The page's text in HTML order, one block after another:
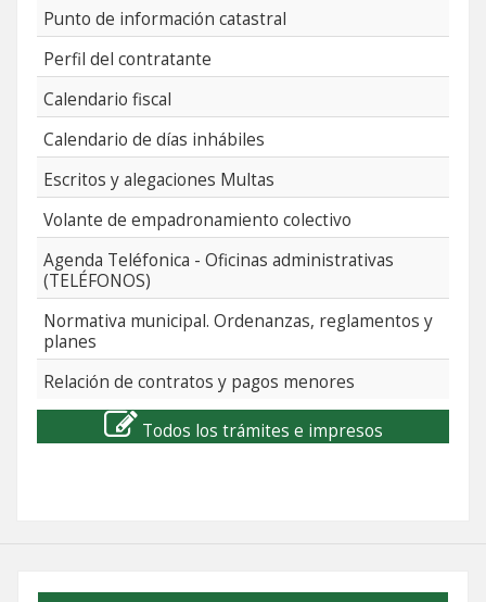
Punto de información catastral
Perfil del contratante
Calendario fiscal
Calendario de días inhábiles
Escritos y alegaciones Multas
Volante de empadronamiento colectivo
Agenda Teléfonica - Oficinas administrativas
(TELÉFONOS)
Normativa municipal. Ordenanzas, reglamentos y
planes
Relación de contratos y pagos menores
Todos los trámites e impresos